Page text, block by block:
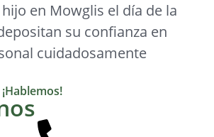
en Mowglis el día de la
su confianza en
cuidadosamente